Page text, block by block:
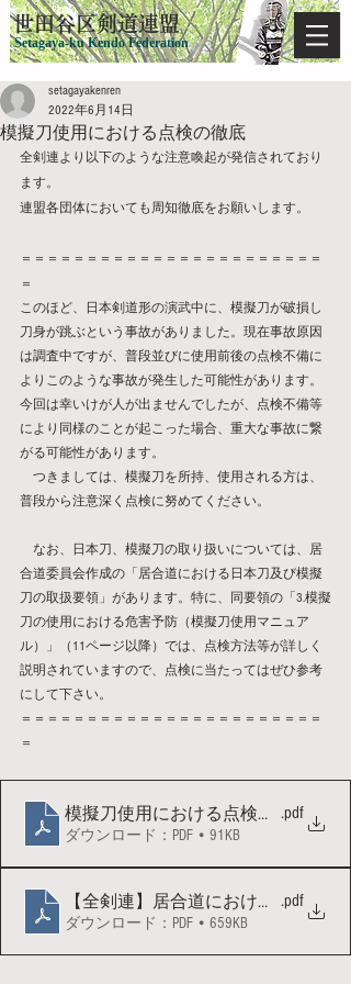
​世田谷区剣道連盟
Setagaya-ku Kendo Federation
模擬刀使用における点検の徹底
setagayakenren
2022年6月14日
全剣連より以下のような注意喚起が発信されており
ます。
連盟各団体においても周知徹底をお願いします。
＝＝＝＝＝＝＝＝＝＝＝＝＝＝＝＝＝＝＝＝＝＝＝
＝
このほど、日本剣道形の演武中に、模擬刀が破損し
刀身が跳ぶという事故がありました。現在事故原因
は調査中ですが、普段並びに使用前後の点検不備に
よりこのような事故が発生した可能性があります。
今回は幸いけが人が出ませんでしたが、点検不備等
により同様のことが起こった場合、重大な事故に繋
がる可能性があります。
つきましては、模擬刀を所持、使用される方は、
普段から注意深く点検に努めてください。
なお、日本刀、模擬刀の取り扱いについては、居
合道委員会作成の「居合道における日本刀及び模擬
刀の取扱要領」があります。特に、同要領の「3.模擬
刀の使用における危害予防（模擬刀使用マニュア
ル）」（11ページ以降）では、点検方法等が詳しく
説明されていますので、点検に当たってはぜひ参考
にして下さい。
＝＝＝＝＝＝＝＝＝＝＝＝＝＝＝＝＝＝＝＝＝＝＝
＝
模擬刀使用における点検の徹底
.pdf
ダウンロード：PDF • 91KB
【全剣連】居合道における日本刀
.pdf
ダウンロード：PDF • 659KB